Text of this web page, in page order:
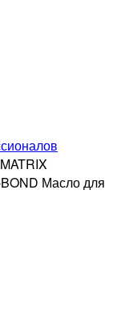
MATRIX
Масло для